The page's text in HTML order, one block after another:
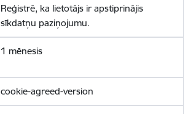
Reģistrē, ka lietotājs ir apstiprinājis
sīkdatņu paziņojumu.
1 mēnesis
cookie-agreed-version